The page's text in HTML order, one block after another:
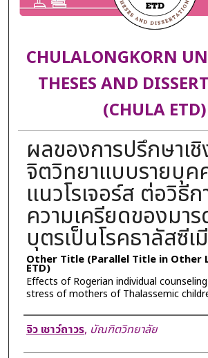
CHULALONGKORN
THESES AND
(CHULA ETD)
ผลของการปรึกษาเชิ
จิตวิทยาแบบรายบุค
แนวโรเจอร์ส ต่อวิธี
ความเครียดของมา
บุตรเป็นโรคธาลัสซีเ
Other Title (Parallel Title in Other
ETD)
Effects of Rogerian individual
stress of mothers of Thalassemic
Author
จิว เชาว์ถาวร, บัณฑิตวิทยาลัย